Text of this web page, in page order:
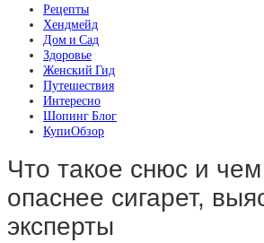
Рецепты
Хендмейд
Дом и Сад
Здоровье
Женский Гид
Путешествия
Интересно
Шопинг Блог
КупиОбзор
Что такое снюс и
опаснее сигарет,
эксперты